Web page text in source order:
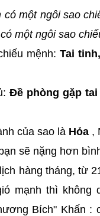
một ngôi sao
một ngôi sao
mệnh: Tai
Đề phòng gặp
của sao là Hỏa ,
sẽ nặng hơn
hàng tháng, từ
mạnh thì
Bích" Khấn :